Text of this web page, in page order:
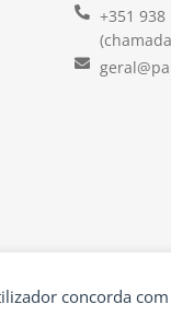
concorda com
+351 938